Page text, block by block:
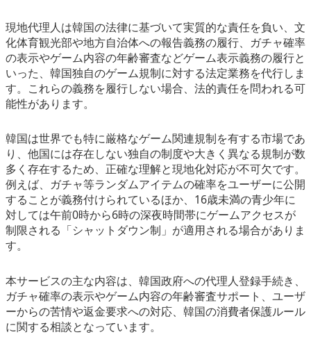
現地代理人は韓国の法律に基づいて実質的な責任を負い、文
化体育観光部や地方自治体への報告義務の履行、ガチャ確率
の表示やゲーム内容の年齢審査などゲーム表示義務の履行と
いった、韓国独自のゲーム規制に対する法定業務を代行しま
す。これらの義務を履行しない場合、法的責任を問われる可
能性があります。
韓国は世界でも特に厳格なゲーム関連規制を有する市場であ
り、他国には存在しない独自の制度や大きく異なる規制が数
多く存在するため、正確な理解と現地化対応が不可欠です。
例えば、ガチャ等ランダムアイテムの確率をユーザーに公開
することが義務付けられているほか、16歳未満の青少年に
対しては午前0時から6時の深夜時間帯にゲームアクセスが
制限される「シャットダウン制」が適用される場合がありま
す。
本サービスの主な内容は、韓国政府への代理人登録手続き、
ガチャ確率の表示やゲーム内容の年齢審査サポート、ユーザ
ーからの苦情や返金要求への対応、韓国の消費者保護ルール
に関する相談となっています。